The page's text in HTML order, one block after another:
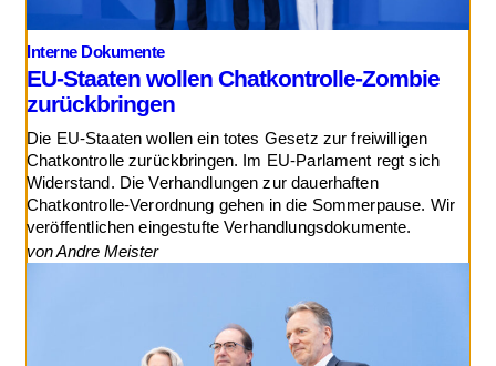
Interne Dokumente
EU-Staaten wollen Chatkontrolle-Zombie
zurückbringen
Die EU-Staaten wollen ein totes Gesetz zur freiwilligen
Chatkontrolle zurückbringen. Im EU-Parlament regt sich
Widerstand. Die Verhandlungen zur dauerhaften
Chatkontrolle-Verordnung gehen in die Sommerpause. Wir
veröffentlichen eingestufte Verhandlungsdokumente.
von Andre Meister